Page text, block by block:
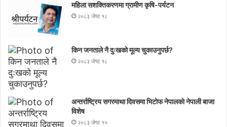
महिला सशक्तिकरणमा ग्रामीण कृषि-पर्यटन
२०८३ जेष्ठ १८
किन जनताले नै दुःखको मूल्य चुकाउनुपर्छ?
२०८३ जेष्ठ १८
अन्तर्राष्ट्रिय सगरमाथा दिवसमा भिटाेफ नेपालकाे नेपाली बाजा
विशेष
२०८३ जेष्ठ १५